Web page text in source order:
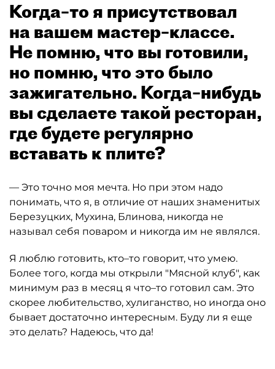
Когда–то я присутствовал
на вашем мастер–классе.
Не помню, что вы готовили,
но помню, что это было
зажигательно. Когда–нибудь
вы сделаете такой ресторан,
где будете регулярно
вставать к плите?
— Это точно моя мечта. Но при этом надо
понимать, что я, в отличие от наших знаменитых
Березуцких, Мухина, Блинова, никогда не
называл себя поваром и никогда им не являлся.
Я люблю готовить, кто–то говорит, что умею.
Более того, когда мы открыли "Мясной клуб", как
минимум раз в месяц я что–то готовил сам. Это
скорее любительство, хулиганство, но иногда оно
бывает достаточно интересным. Буду ли я еще
это делать? Надеюсь, что да!